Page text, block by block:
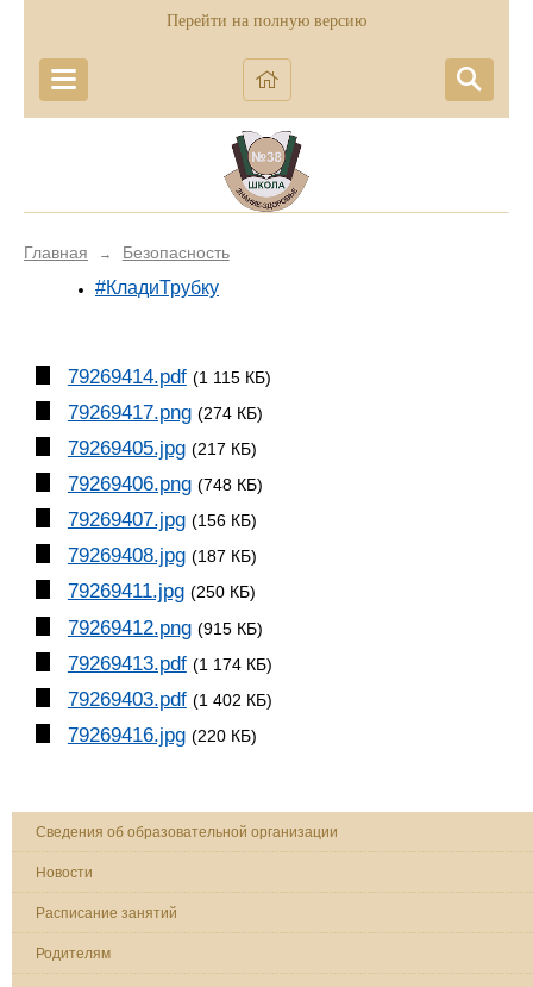
Перейти на полную версию
Главная → Безопасность
#КладиТрубку
79269414.pdf (1 115 КБ)
79269417.png (274 КБ)
79269405.jpg (217 КБ)
79269406.png (748 КБ)
79269407.jpg (156 КБ)
79269408.jpg (187 КБ)
79269411.jpg (250 КБ)
79269412.png (915 КБ)
79269413.pdf (1 174 КБ)
79269403.pdf (1 402 КБ)
79269416.jpg (220 КБ)
Сведения об образовательной организации
Новости
Расписание занятий
Родителям